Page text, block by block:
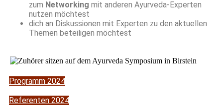
zum Networking mit anderen Ayurveda-Experten
nutzen möchtest
dich an Diskussionen mit Experten zu den aktuellen
Themen beteiligen möchtest
Programm 2024
Referenten 2024